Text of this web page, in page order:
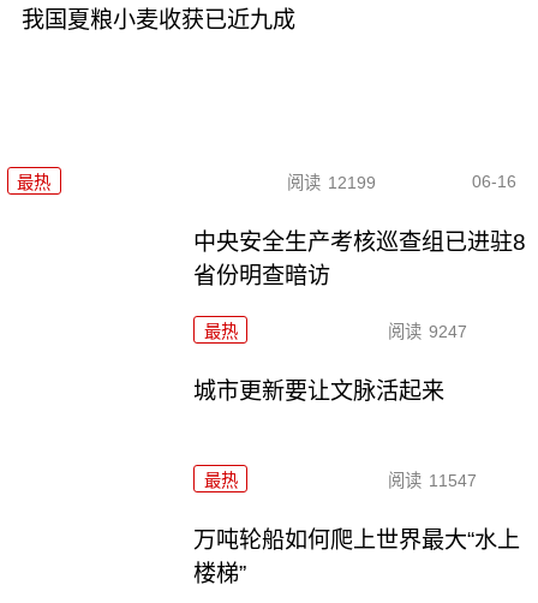
我国夏粮小麦收获已近九成
最热 阅读 12199 06-16
中央安全生产考核巡查组已进驻8
省份明查暗访
最热 阅读 9247
城市更新要让文脉活起来
最热 阅读 11547
万吨轮船如何爬上世界最大“水上
楼梯”